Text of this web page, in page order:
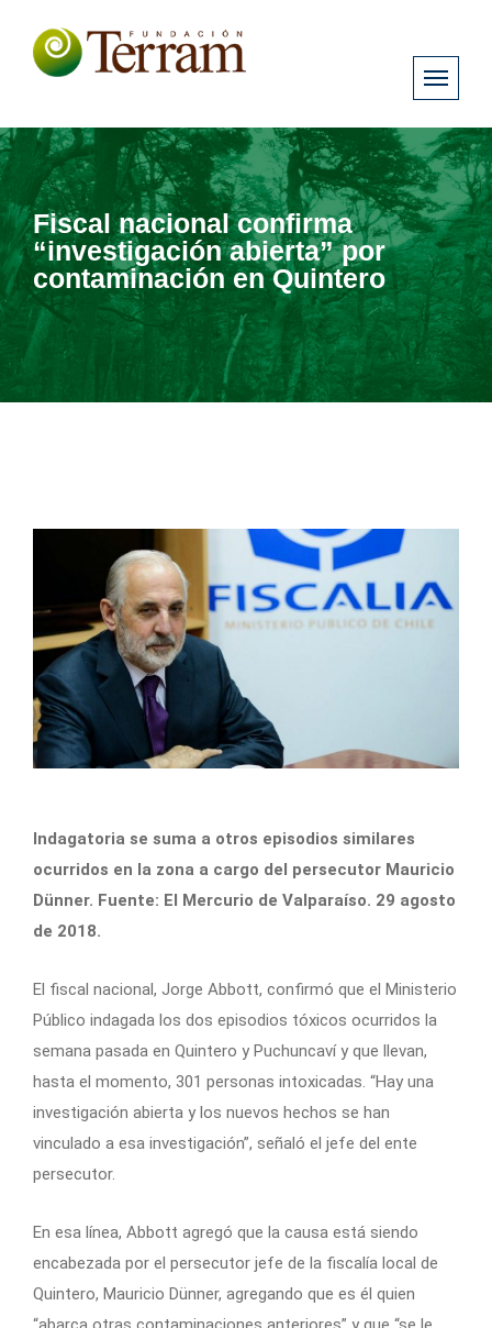
Fiscal nacional confirma
“investigación abierta” por
contaminación en Quintero
Indagatoria se suma a otros episodios similares
ocurridos en la zona a cargo del persecutor Mauricio
Dünner. Fuente: El Mercurio de Valparaíso. 29 agosto
de 2018.
El fiscal nacional, Jorge Abbott, confirmó que el Ministerio
Público indagada los dos episodios tóxicos ocurridos la
semana pasada en Quintero y Puchuncaví y que llevan,
hasta el momento, 301 personas intoxicadas. “Hay una
investigación abierta y los nuevos hechos se han
vinculado a esa investigación”, señaló el jefe del ente
persecutor.
En esa línea, Abbott agregó que la causa está siendo
encabezada por el persecutor jefe de la fiscalía local de
Quintero, Mauricio Dünner, agregando que es él quien